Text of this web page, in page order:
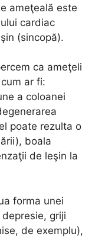
ameţeală este
cardiac
(sincopă).
ca ameţeli
ar fi:
a coloanei
poate rezulta o
boala
de leşin la
forma unei
griji
de exemplu),